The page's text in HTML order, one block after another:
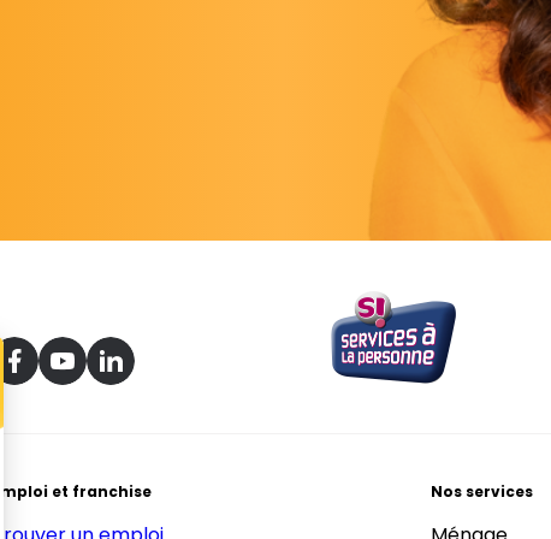
Emploi et franchise Nos services